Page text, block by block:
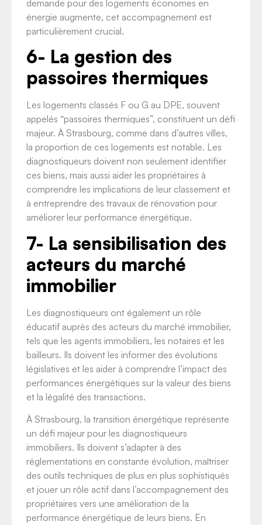
demande pour des logements économes en
énergie augmente, cet accompagnement est
particulièrement crucial.
6- La gestion des
passoires thermiques
Les logements classés F ou G au DPE, souvent
appelés “passoires thermiques”, constituent un défi
majeur. À Strasbourg, comme dans d’autres villes,
la proportion de ces logements est notable. Les
diagnostiqueurs doivent non seulement identifier
ces biens, mais aussi aider les propriétaires à
comprendre les implications de leur classement et
à entreprendre des travaux de rénovation pour
améliorer leur performance énergétique.
7- La sensibilisation des
acteurs du marché
immobilier
Les diagnostiqueurs ont également un rôle
éducatif auprès des acteurs du marché immobilier,
tels que les agents immobiliers, les notaires et les
bailleurs. Ils doivent les informer des évolutions
législatives et les aider à comprendre l’impact des
performances énergétiques sur la valeur des biens
et la légalité des transactions.
À Strasbourg, la transition énergétique représente
un défi majeur pour les diagnostiqueurs
immobiliers. Ils doivent s’adapter à des
réglementations en constante évolution, maîtriser
des outils techniques de plus en plus sophistiqués
et jouer un rôle actif dans l’accompagnement des
propriétaires vers une amélioration de la
performance énergétique de leurs biens. En